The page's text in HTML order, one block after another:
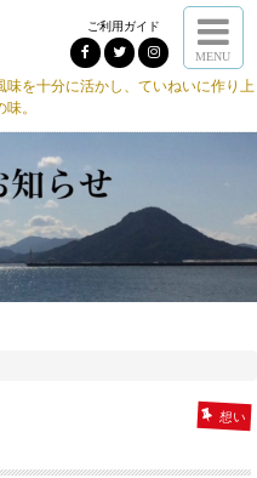
ご利用ガイド
MENU
を十分に活かし、ていねいに作り上
。
想い